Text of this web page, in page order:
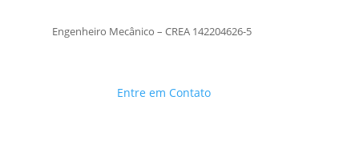
Engenheiro Mecânico – CREA 142204626-5
Entre em Contato